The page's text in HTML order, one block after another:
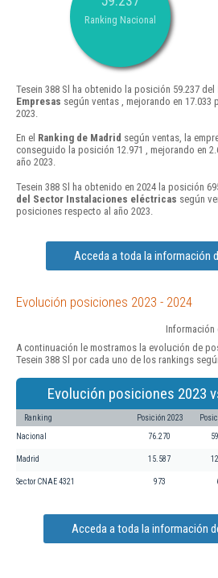
Ranking Nacional
Tesein 388 Sl ha obtenido la posición 59.237 del
Empresas según ventas , mejorando en
2023.
En el Ranking de Madrid según ventas, la
conseguido la posición 12.971 , mejorando en
año 2023.
Tesein 388 Sl ha obtenido en 2024 la posición
del Sector Instalaciones eléctricas según
posiciones respecto al año 2023.
Acceda a toda la información
Evolución posiciones 2023 - 2024
A continuación le mostramos la evolución de
Tesein 388 Sl por cada uno de los rankings
Evolución posiciones 2023
Ranking Posición 2023
Nacional 76.270
Madrid 15.587
Sector CNAE 4321 973
Acceda a toda la información